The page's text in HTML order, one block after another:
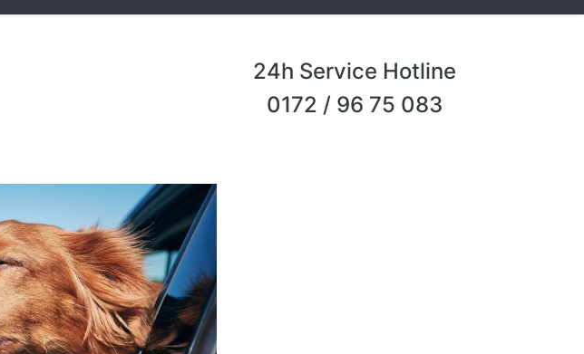
24h Service Hotline
0172 / 96 75 083